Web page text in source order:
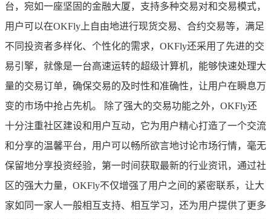
台，宛如一座坚固的金融大厦，支持多种交易对和交易模式，
用户可以在OKFly上自由地进行现货交易、合约交易等，满足
不同投资者多样化、个性化的需求，OKFly还采用了先进的交
易引擎，就像是一台高速运转的超级计算机，能够快速处理大
量的交易订单，确保交易的及时性和准确性，让用户在瞬息万
变的市场中抢占先机。 除了强大的交易功能之外，OKFly还
十分注重社区建设和用户互动，它为用户精心打造了一个交流
和分享的温馨平台，用户可以畅所欲言地讨论市场行情，毫无
保留地分享投资经验，第一时间获取最新的行业资讯，通过社
区的强大力量，OKFly不仅增强了用户之间的紧密联系，让大
家如同一家人一般相互支持、相互学习，还为用户提供了更多